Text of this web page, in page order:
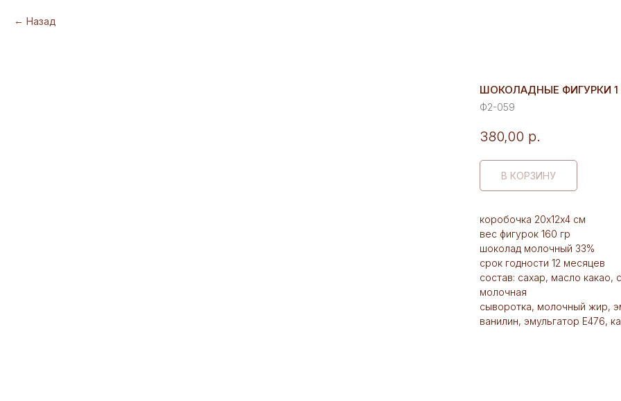
Назад
ШОКОЛАДНЫЕ ФИГУРКИ 1
Ф2-059
380,00 р.
В КОРЗИНУ
коробочка 20х12х4 см
вес фигурок 160 гр
шоколад молочный 33%
срок годности 12 месяцев
состав: сахар, масло какао,
молочная
сыворотка, молочный жир,
ванилин, эмульгатор Е476,